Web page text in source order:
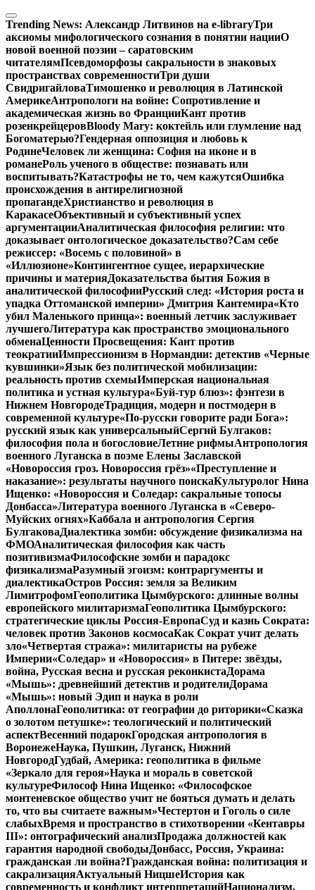
Перейти
к
содержимому
Trending News: Александр Литвинов на e-libraryТри
аксиомы мифологического сознания в понятии нацииО
новой военной поэзии – саратовским
читателямПсевдоморфозы сакральности в знаковых
пространствах современностиТри души
СвидригайловаТимошенко и революция в Латинской
АмерикеАнтропологи на войне: Сопротивление и
академическая жизнь во ФранцииКант против
розенкрейцеровBloody Mary: коктейль или глумление над
Богоматерью?Гендерная оппозиция и любовь к
РодинеЧеловек ли женщина: София на иконе и в
романеРоль ученого в обществе: познавать или
воспитывать?Катастрофы не то, чем кажутсяОшибка
происхождения в антирелигиозной
пропагандеХристианство и революция в
КаракасеОбъективный и субъективный успех
аргументацииАналитическая философия религии: что
доказывает онтологическое доказательство?Сам себе
режиссер: «Восемь с половиной» в
«Иллюзионе»Контингентное сущее, иерархические
причины и материяДоказательства бытия Божия в
аналитической философииРусский след: «История роста и
упадка Оттоманской империи» Дмитрия Кантемира«Кто
убил Маленького принца»: военный летчик заслуживает
лучшегоЛитература как пространство эмоционального
обменаЦенности Просвещения: Кант против
теократииИмпрессионизм в Нормандии: детектив «Черные
кувшинки»Язык без политической мобилизации:
реальность против схемыИмперская национальная
политика и устная культура«Буй-тур блюз»: фэнтези в
Нижнем НовгородеТрадиция, модерн и постмодерн в
современной культуре«По-русски говорите ради Бога»:
русский язык как универсальныйСергий Булгаков:
философия пола и богословиеЛетние рифмыАнтропология
военного Луганска в поэме Елены Заславской
«Новороссия гроз. Новороссия грёз»«Преступление и
наказание»: результаты научного поискаКультуролог Нина
Ищенко: «Новороссия и Соледар: сакральные топосы
Донбасса»Литература военного Луганска в «Северо-
Муйских огнях»Каббала и антропология Сергия
БулгаковаДиалектика зомби: обсуждение физикализма на
ФМОАналитическая философия как часть
позитивизмаФилософские зомби и парадокс
физикализмаРазумный эгоизм: контраргументы и
диалектикаОстров Россия: земля за Великим
ЛимитрофомГеополитика Цымбурского: длинные волны
европейского милитаризмаГеополитика Цымбурского:
стратегические циклы Россия-ЕвропаСуд и казнь Сократа:
человек против Законов космосаКак Сократ учит делать
зло«Четвертая стража»: милитаристы на рубеже
Империи«Соледар» и «Новороссия» в Питере: звёзды,
война, Русская весна и русская реконкистаДорама
«Мышь»: древнейший детектив и родителиДорама
«Мышь»: новый Эдип и наука в роли
АполлонаГеополитика: от географии до риторики«Сказка
о золотом петушке»: теологический и политический
аспектВесенний подарокГородская антропология в
ВоронежеНаука, Пушкин, Луганск, Нижний
НовгородГудбай, Америка: геополитика в фильме
«Зеркало для героя»Наука и мораль в советской
культуреФилософ Нина Ищенко: «Философское
монтеневское общество учит не бояться думать и делать
то, что вы считаете важным»Честертон и Гоголь о силе
слабыхВремя и пространство в стихотворении «Кентавры
III»: онтографический анализПродажа должностей как
гарантия народной свободыДонбасс, Россия, Украина:
гражданская ли война?Гражданская война: политизация и
сакрализацияАктуальный НицшеИстория как
современность и конфликт интерпретацийНационализм,